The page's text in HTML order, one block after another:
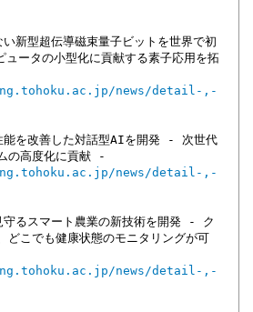
新型超伝導磁束量子ビットを世界で初
ータの小型化に貢献する素子応用を拓
news/detail-,-
能を改善した対話型AIを開発 - 次世代
の高度化に貢献 -
news/detail-,-
守るスマート農業の新技術を開発 - ク
どこでも健康状態のモニタリングが可
news/detail-,-